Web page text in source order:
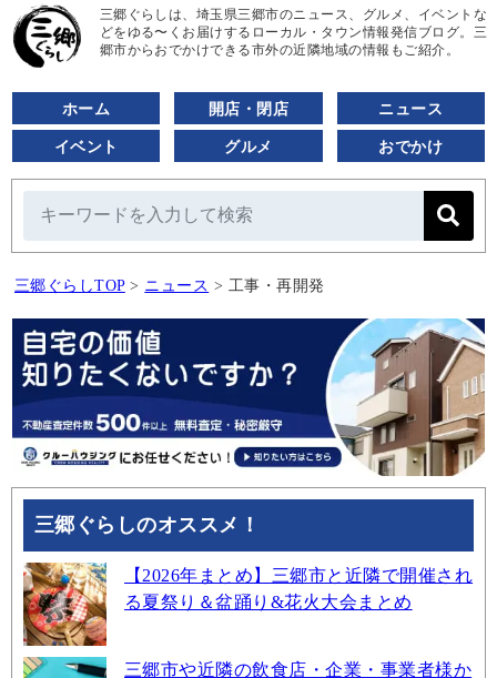
三郷ぐらしは、埼玉県三郷市のニュース、グルメ、イベントな
どをゆる〜くお届けするローカル・タウン情報発信ブログ。三
郷市からおでかけできる市外の近隣地域の情報もご紹介。
ホーム 開店・閉店 ニュース
イベント グルメ おでかけ
三郷ぐらしTOP > ニュース > 工事・再開発
三郷ぐらしのオススメ！
【2026年まとめ】三郷市と近隣で開催され
る夏祭り＆盆踊り&花火大会まとめ
三郷市や近隣の飲食店・企業・事業者様か